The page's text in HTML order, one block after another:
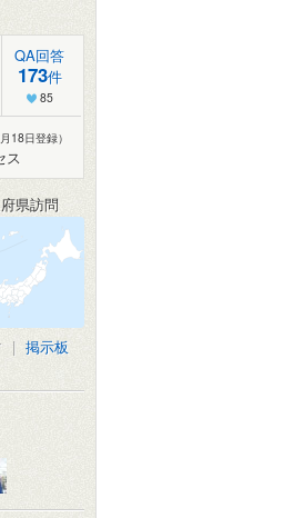
QA回答
173件
85
18日登録）
ス
県訪問
| 掲示板